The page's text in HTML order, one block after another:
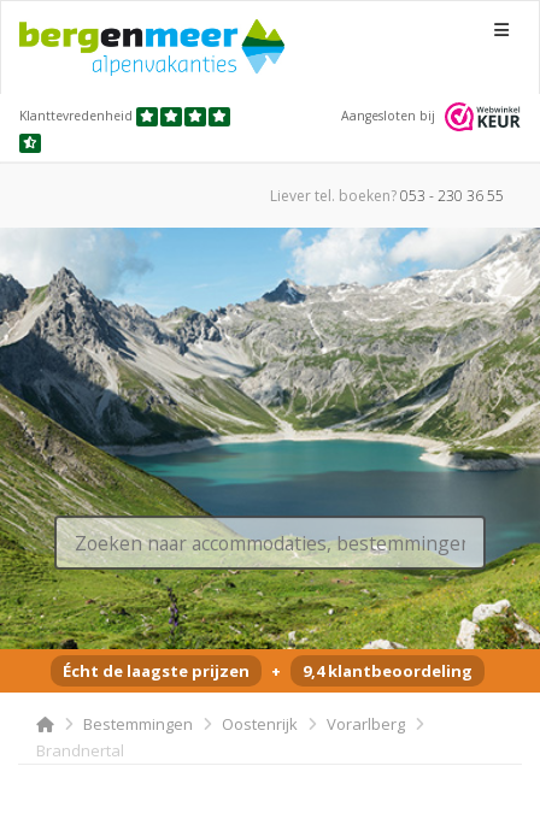
Menu
Klanttevredenheid Aangesloten bij
Liever tel. boeken?053 - 230 36 55
Écht de laagste prijzen + 9,4 klantbeoordeling
Bestemmingen Oostenrijk
Vorarlberg
Brandnertal